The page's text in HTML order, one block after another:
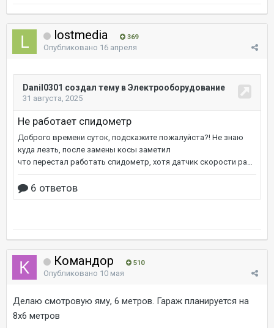
lostmedia 369
Опубликовано 16 апреля
Командор 510
Опубликовано 10 мая
Делаю смотровую яму, 6 метров. Гараж планируется на
8х6 метров